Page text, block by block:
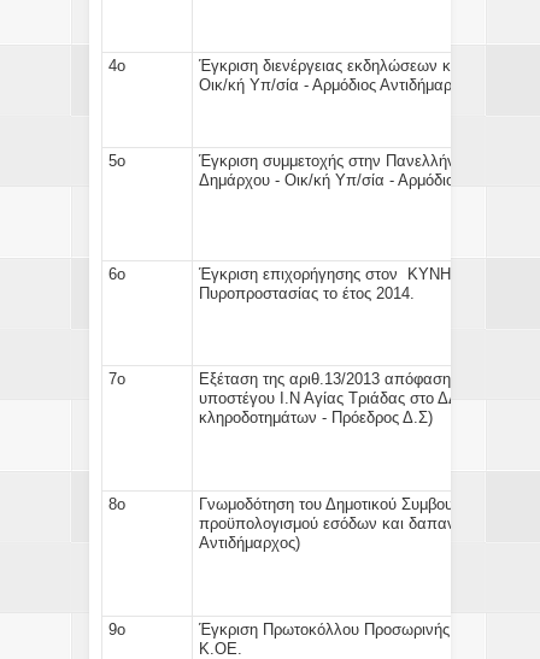
4ο Έγκριση διενέργειας εκδηλώσεων και
Οικ/κή Υπ/σία - Αρμόδιος Αντιδήμαρχος)
5ο
Έγκριση συμμετοχής στην Πανελλήνια
Δημάρχου - Οικ/κή Υπ/σία - Αρμόδιος
6ο Έγκριση επιχορήγησης στον ΚΥΝΗΓΕΤΙΚΟ
Πυροπροστασίας το έτος
7ο Εξέταση της αριθ.13/2013 απόφασης του
υποστέγου Ι.Ν Αγίας Τριάδας στο ΔΔ
κληροδοτημάτων - Πρόεδρος Δ.Σ)
8ο Γνωμοδότηση του Δημοτικού Συμβουλίου επι της
προϋπολογισμού εσόδων και δαπανών
Αντιδήμαρχος)
9ο Έγκριση Πρωτοκόλλου Προσωρινής Παραλαβής